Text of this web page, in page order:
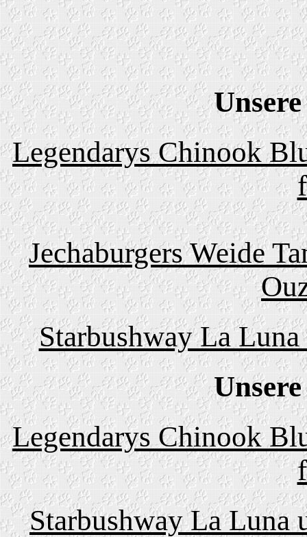
Legendarys Chinook
Jechaburgers Weide
Starbushway La
Legendarys Chinook
Starbushway La Luna